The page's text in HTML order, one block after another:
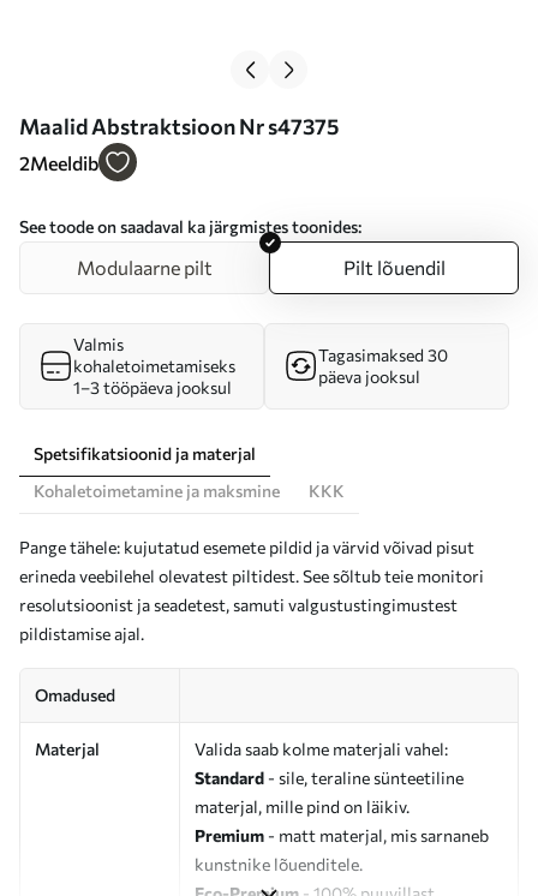
Maalid Abstraktsioon Nr s47375
2Meeldib
See toode on saadaval ka järgmistes toonides:
Modulaarne pilt Pilt lõuendil
Valmis
kohaletoimetamiseks
1–3 tööpäeva jooksul
Tagasimaksed 30
päeva jooksul
Spetsifikatsioonid ja materjal
Kohaletoimetamine ja maksmine
KKK
Pange tähele: kujutatud esemete pildid ja värvid võivad pisut
erineda veebilehel olevatest piltidest. See sõltub teie monitori
resolutsioonist ja seadetest, samuti valgustustingimustest
pildistamise ajal.
Omadused
Materjal
Valida saab kolme materjali vahel:
Standard - sile, teraline sünteetiline
materjal, mille pind on läikiv.
Premium - matt materjal, mis sarnaneb
kunstnike lõuenditele.